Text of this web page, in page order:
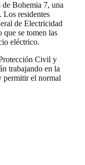
Bohemia 7, una
Los residentes
de Electricidad
que se tomen las
eléctrico.
Civil y
trabajando en la
permitir el normal